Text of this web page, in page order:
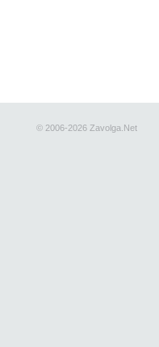
© 2006-2026 Zavolga.Net